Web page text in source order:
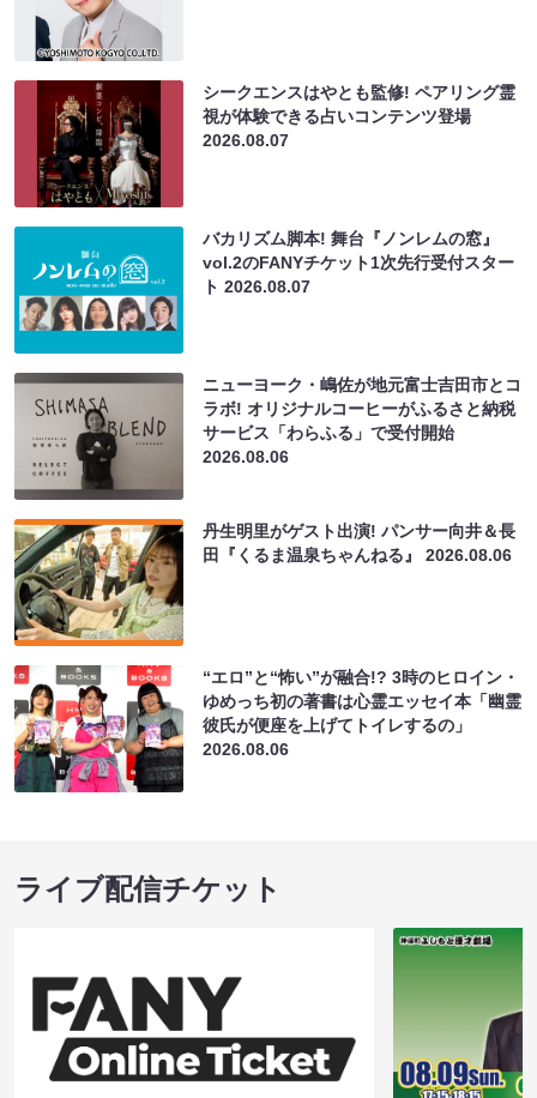
シークエンスはやとも監修! ペアリング霊
視が体験できる占いコンテンツ登場
2026.08.07
バカリズム脚本! 舞台『ノンレムの窓』
vol.2のFANYチケット1次先行受付スター
ト2026.08.07
ニューヨーク・嶋佐が地元富士吉田市とコ
ラボ! オリジナルコーヒーがふるさと納税
サービス「わらふる」で受付開始
2026.08.06
丹生明里がゲスト出演! パンサー向井＆長
田『くるま温泉ちゃんねる』2026.08.06
“エロ”と“怖い”が融合!? 3時のヒロイン・
ゆめっち初の著書は心霊エッセイ本「幽霊
彼氏が便座を上げてトイレするの」
2026.08.06
ライブ配信チケット